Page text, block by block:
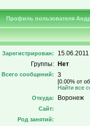
Профиль пользователя
Зарегистрирован:
15.06.2011
Группы:
Нет
Всего сообщений: 3
[0.00% от
Найти все
Откуда:
Воронеж
Сайт:
Род занятий: